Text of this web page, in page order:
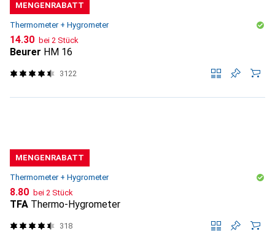
MENGENRABATT
Thermometer + Hygrometer
CHF
14.30 bei 2 Stück
Beurer HM 16
3122
MENGENRABATT
Thermometer + Hygrometer
CHF
8.80 bei 2 Stück
TFA Thermo-Hygrometer
318